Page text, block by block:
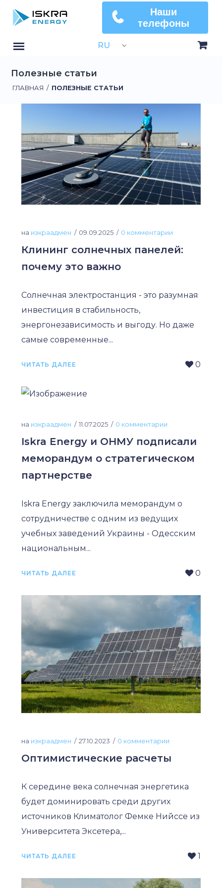
Наши
телефоны
RU
Полезные статьи
ГЛАВНАЯ / ПОЛЕЗНЫЕ СТАТЬИ
на изкраадмен 09.09.2025 0 комментарии
Клининг солнечных панелей:
почему это важно
Солнечная электростанция - это разумная
инвестиция в стабильность,
энергонезависимость и выгоду. Но даже
самые современные...
ЧИТАТЬ ДАЛЕЕ 0
на изкраадмен 11.07.2025 0 комментарии
Iskra Energy и ОНМУ подписали
меморандум о стратегическом
партнерстве
Iskra Energy заключила меморандум о
сотрудничестве с одним из ведущих
учебных заведений Украины - Одесским
национальным...
ЧИТАТЬ ДАЛЕЕ 0
на изкраадмен 27.10.2023 0 комментарии
Оптимистические расчеты
К середине века солнечная энергетика
будет доминировать среди других
источников Климатолог Фемке Нийссе из
Университета Эксетера,...
ЧИТАТЬ ДАЛЕЕ 1